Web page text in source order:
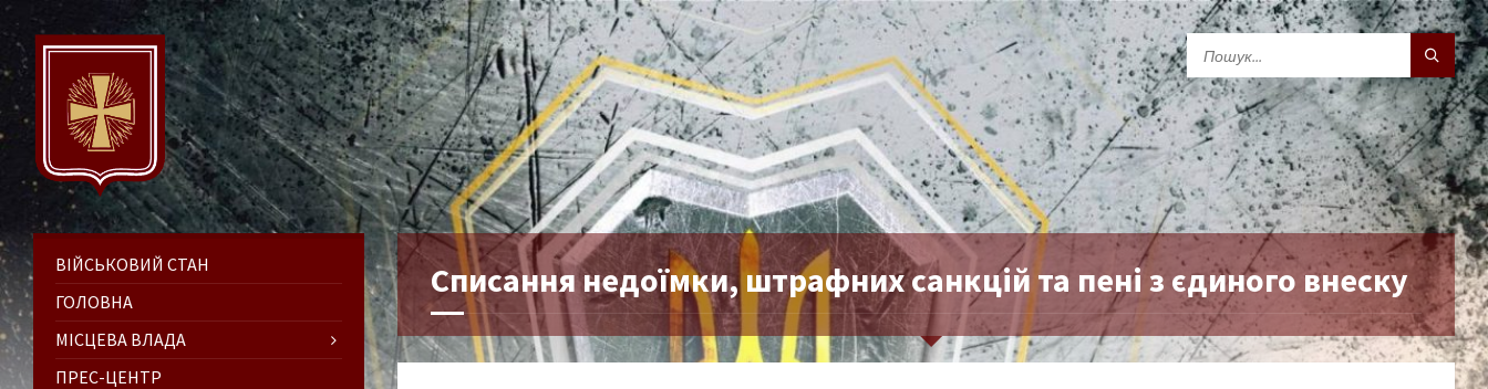
Списання недоїмки, штрафних санкцій та пені з єдиного внеску
ВІЙСЬКОВИЙ СТАН
ГОЛОВНА
МІСЦЕВА ВЛАДА
ПРЕС-ЦЕНТР